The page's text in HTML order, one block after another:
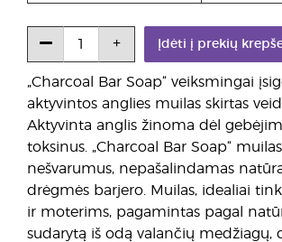
„Charcoal Bar Soap“ veiksmingai
aktyvintos anglies muilas skirtas
Aktyvinta anglis žinoma dėl
toksinus. „Charcoal Bar Soap“
nešvarumus, nepašalindamas
drėgmės barjero. Muilas, idealiai
ir moterims, pagamintas pagal
sudarytą iš odą valančių medžiagų,
Įdėti į prekių